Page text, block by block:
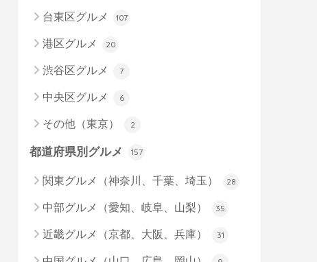
台東区グルメ 107
港区グルメ 20
渋谷区グルメ 7
中央区グルメ 6
その他（東京） 2
都道府県別グルメ 157
関東グルメ（神奈川、千葉、埼玉） 28
中部グルメ（愛知、岐阜、山梨） 35
近畿グルメ（京都、大阪、兵庫） 31